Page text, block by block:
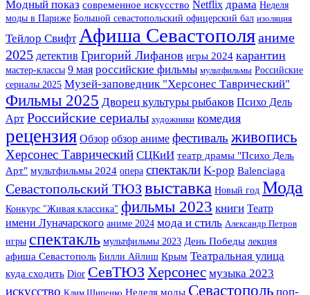
Модный показ современное искусство Netflix драма Неделя
моды в Париже Большой севастопольский офицерский бал изоляция
Тейлор Свифт Афиша Севастополяаниме
2025 детектив Григорий Лифанов игры 2024 карантин
мастер-классы 9 мая российские фильмы мультфильмы Российские
сериалы 2025 Музей-заповедник "Херсонес Таврический"
Фильмы 2025 Дворец культуры рыбаков Психо Дель
Арт Российские сериалы художники комедия
рецензия Обзор обзор аниме фестиваль живопись
Херсонес Таврический СЦКиИ театр драмы "Психо Дель
Арт" мультфильмы 2024 опера спектакли K-pop Balenciaga
Севастопольский ТЮЗ выставка Новый год Мода
Конкурс "Живая классика" фильмы 2023 книги Театр
имени Луначарского аниме 2024 мода и стиль Александр Петров
игры спектакль мультфильмы 2023 День Победы лекция
афиша Севастополь Билли Айлиш Крым Театральная улица
куда сходить Dior СевТЮЗ Херсонес музыка 2023
искусство Клим Шипенко Неделя моды Севастополь поп-